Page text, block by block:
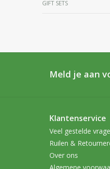
GIFT SETS
Meld je aan
Klantenservice
Veel gestelde
Ruilen &
Over ons